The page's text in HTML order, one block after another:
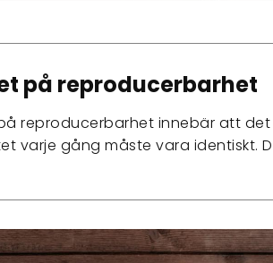
på reproducerbarhet
reproducerbarhet innebär att
varje gång måste vara identiskt.